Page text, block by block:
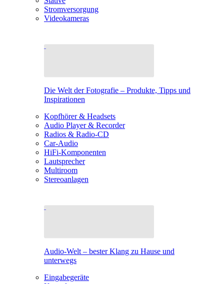
Stromversorgung
Videokameras
Die Welt der Fotografie – Produkte, Tipps und
Inspirationen
Kopfhörer & Headsets
Audio Player & Recorder
Radios & Radio-CD
Car-Audio
HiFi-Komponenten
Lautsprecher
Multiroom
Stereoanlagen
Audio-Welt – bester Klang zu Hause und
unterwegs
Eingabegeräte